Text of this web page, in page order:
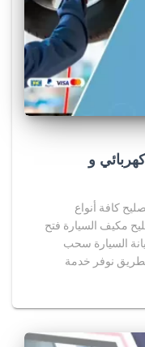
متنقل الكويت 50805535‬ كهربائي و
كافة أنواع
مكيف السيارة فتح
السيارة سحب
نوفر خدمة